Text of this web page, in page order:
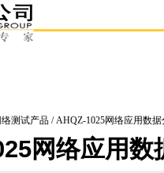
络测试产品 / AHQZ-1025网络应用数
网络应用数